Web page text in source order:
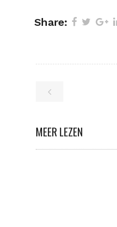
Share:
MEER LEZEN